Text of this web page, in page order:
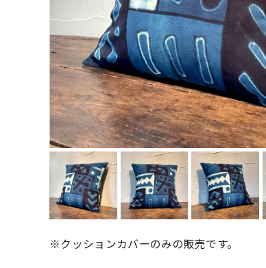
※クッションカバーのみの販売です。